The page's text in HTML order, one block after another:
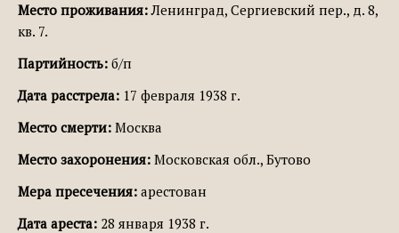
Место проживания:Ленинград, Сергиевский пер., д. 8,
кв. 7.
Партийность: б/п
Дата расстрела: 17 февраля 1938 г.
Место смерти: Москва
Место захоронения: Московская обл., Бутово
Мера пресечения: арестован
Дата ареста: 28 января 1938 г.